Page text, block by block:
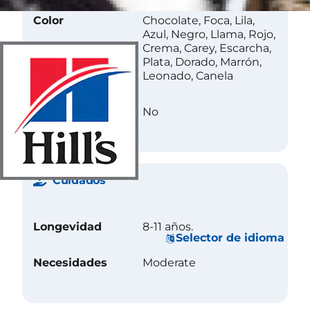
Selector de idioma
Color
Chocolate, Foca, Lila,
Azul, Negro, Llama, Rojo,
Crema, Carey, Escarcha,
Plata, Dorado, Marrón,
Leonado, Canela
Less Allergenic No
Cuidados
Longevidad 8-11 años.
Necesidades Moderate